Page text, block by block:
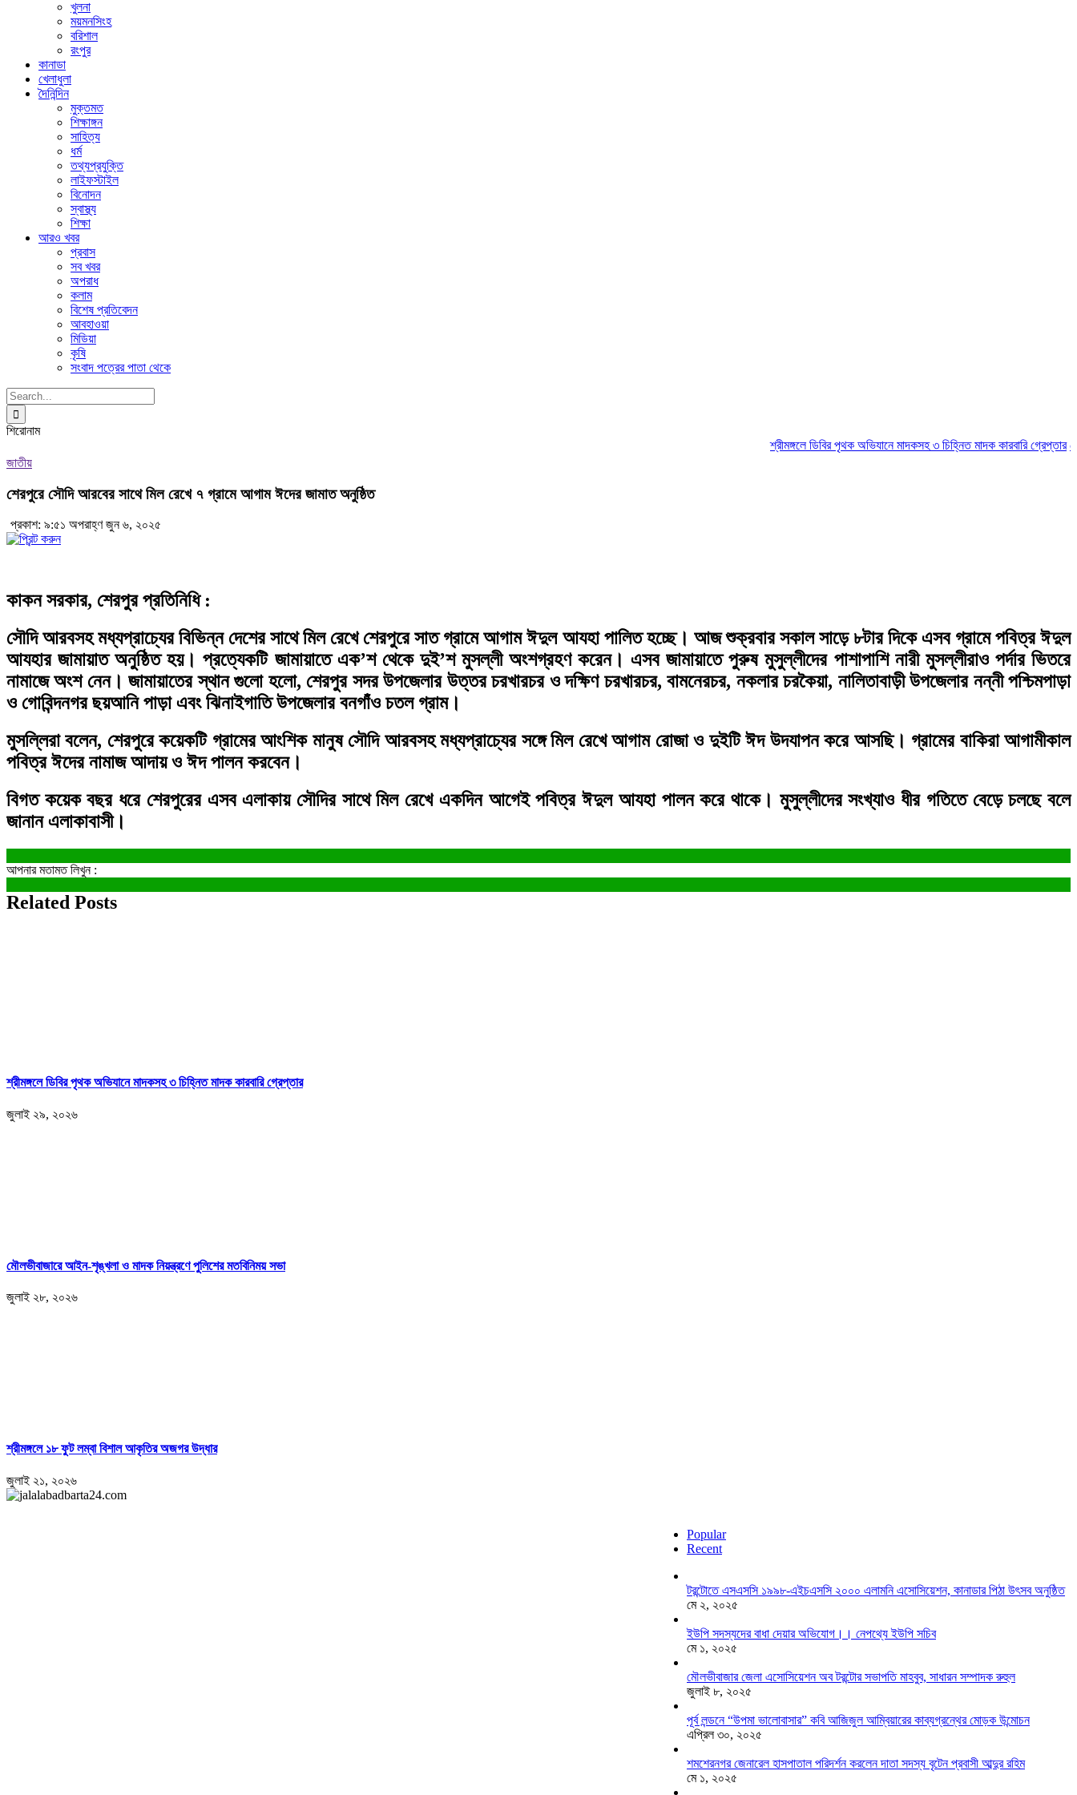
খুলনা
ময়মনসিংহ
বরিশাল
রংপুর
কানাডা
খেলাধুলা
দৈনিন্দিন
মুক্তমত
শিক্ষাঙ্গন
সাহিত্য
ধর্ম
তথ্যপ্রযুক্তি
লাইফস্টাইল
বিনোদন
স্বাস্থ্য
শিক্ষা
আরও খবর
প্রবাস
সব খবর
অপরাধ
কলাম
বিশেষ প্রতিবেদন
আবহাওয়া
মিডিয়া
কৃষি
সংবাদ পত্রের পাতা থেকে
Search
for:
শিরোনাম
শ্রীমঙ্গলে ডিবির পৃথক অভিযানে মাদকসহ ৩ চিহ্নিত মাদক কারবারি গ্রেপ্তার
জাতীয়
শেরপুরে সৌদি আরবের সাথে মিল রেখে ৭ গ্রামে আগাম ঈদের জামাত অনুষ্ঠিত
প্রকাশ: ৯:৫১ অপরাহ্ণ জুন ৬, ২০২৫
কাকন সরকার, শেরপুর প্রতিনিধি :
সৌদি আরবসহ মধ্যপ্রাচ্যের বিভিন্ন দেশের সাথে মিল রেখে শেরপুরে সাত গ্রামে আগাম ঈদুল আযহা পালিত হচ্ছে। আজ শুক্রবার সকাল সাড়ে ৮টার দিকে এসব গ্রামে পবিত্র ঈদুল
আযহার জামায়াত অনুষ্ঠিত হয়। প্রত্যেকটি জামায়াতে এক’শ থেকে দুই’শ মুসল্লী অংশগ্রহণ করেন। এসব জামায়াতে পুরুষ মুসুল্লীদের পাশাপাশি নারী মুসল্লীরাও পর্দার ভিতরে
নামাজে অংশ নেন। জামায়াতের স্থান গুলো হলো, শেরপুর সদর উপজেলার উত্তর চরখারচর ও দক্ষিণ চরখারচর, বামনেরচর, নকলার চরকৈয়া, নালিতাবাড়ী উপজেলার নন্নী পশ্চিমপাড়া
ও গোবিন্দনগর ছয়আনি পাড়া এবং ঝিনাইগাতি উপজেলার বনগাঁও চতল গ্রাম।
মুসল্লিরা বলেন, শেরপুরে কয়েকটি গ্রামের আংশিক মানুষ সৌদি আরবসহ মধ্যপ্রাচ্যের সঙ্গে মিল রেখে আগাম রোজা ও দুইটি ঈদ উদযাপন করে আসছি। গ্রামের বাকিরা আগামীকাল
পবিত্র ঈদের নামাজ আদায় ও ঈদ পালন করবেন।
বিগত কয়েক বছর ধরে শেরপুরের এসব এলাকায় সৌদির সাথে মিল রেখে একদিন আগেই পবিত্র ঈদুল আযহা পালন করে থাকে। মুসুল্লীদের সংখ্যাও ধীর গতিতে বেড়ে চলছে বলে
জানান এলাকাবাসী।
আপনার মতামত লিখুন :
Related Posts
শ্রীমঙ্গলে ডিবির পৃথক অভিযানে মাদকসহ ৩ চিহ্নিত মাদক কারবারি গ্রেপ্তার
জুলাই ২৯, ২০২৬
মৌলভীবাজারে আইন-শৃঙ্খলা ও মাদক নিয়ন্ত্রণে পুলিশের মতবিনিময় সভা
জুলাই ২৮, ২০২৬
শ্রীমঙ্গলে ১৮ ফুট লম্বা বিশাল আকৃতির অজগর উদ্ধার
জুলাই ২১, ২০২৬
Popular
Recent
টরন্টোতে এসএসসি ১৯৯৮-এইচএসসি ২০০০ এলামনি এসোসিয়েশন, কানাডার পিঠা উৎসব অনুষ্ঠিত
মে ২, ২০২৫
ইউপি সদস্যদের বাধা দেয়ার অভিযোগ।। নেপথ্যে ইউপি সচিব
মে ১, ২০২৫
মৌলভীবাজার জেলা এসোসিয়েশন অব টরন্টোর সভাপতি মাহবুব, সাধারন সম্পাদক রুহুল
জুলাই ৮, ২০২৫
পূর্ব লন্ডনে “উপমা ভালোবাসার” কবি আজিজুল আম্বিয়ারের কাব্যগ্রন্থের মোড়ক উন্মোচন
এপ্রিল ৩০, ২০২৫
শমশেরনগর জেনারেল হাসপাতাল পরিদর্শন করলেন দাতা সদস্য বৃটেন প্রবাসী আব্দুর রহিম
মে ১, ২০২৫